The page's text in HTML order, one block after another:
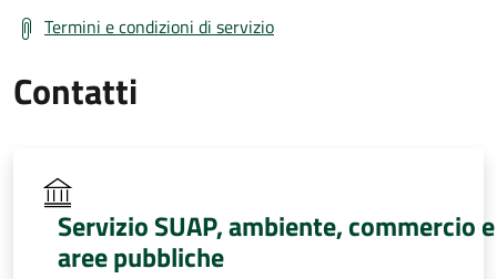
Termini e condizioni di servizio
Contatti
Servizio SUAP, ambiente, commercio e
aree pubbliche